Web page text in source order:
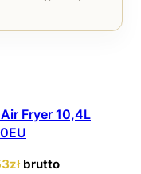
Fryer 10,4L
zł brutto